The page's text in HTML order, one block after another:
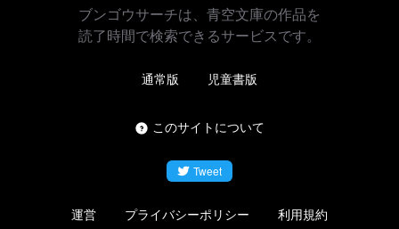
ブンゴウサーチは、青空文庫の作品を
読了時間で検索できるサービスです。
通常版 児童書版
このサイトについて
Tweet
運営 プライバシーポリシー
利用規約